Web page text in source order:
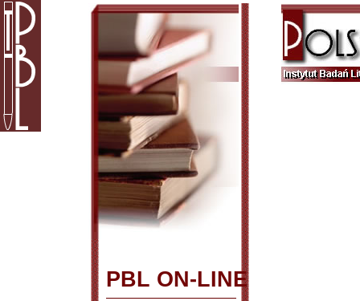
PBL ON-LINE